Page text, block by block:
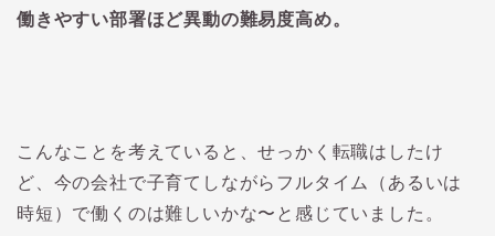
働きやすい部署ほど異動の難易度高め。
こんなことを考えていると、せっかく転職はしたけ
ど、今の会社で子育てしながらフルタイム（あるいは
時短）で働くのは難しいかな〜と感じていました。